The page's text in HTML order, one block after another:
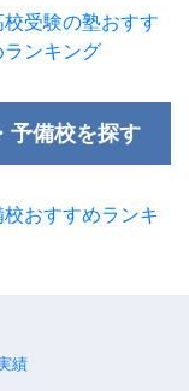
校受験の塾おすす
ンキング
予備校を探す
校おすすめランキ
績